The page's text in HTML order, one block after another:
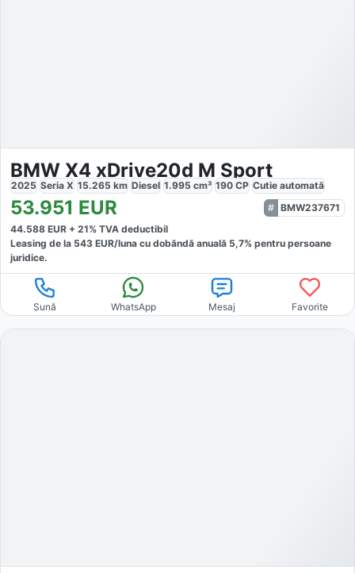
BMW X4 xDrive20d M Sport
2025 Seria X 15.265 km Diesel 1.995 cm³ 190 CP Cutie automată
53.951 EUR
BMW237671
44.588 EUR + 21% TVA deductibil
Leasing de la 543 EUR/luna cu dobăndă anuală 5,7% pentru persoane
juridice.
Sună WhatsApp Mesaj Favorite